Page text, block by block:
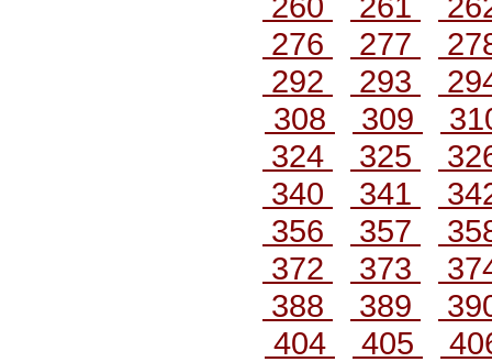
276
277
292
293
308
309
324
325
340
341
356
357
372
373
388
389
404
405